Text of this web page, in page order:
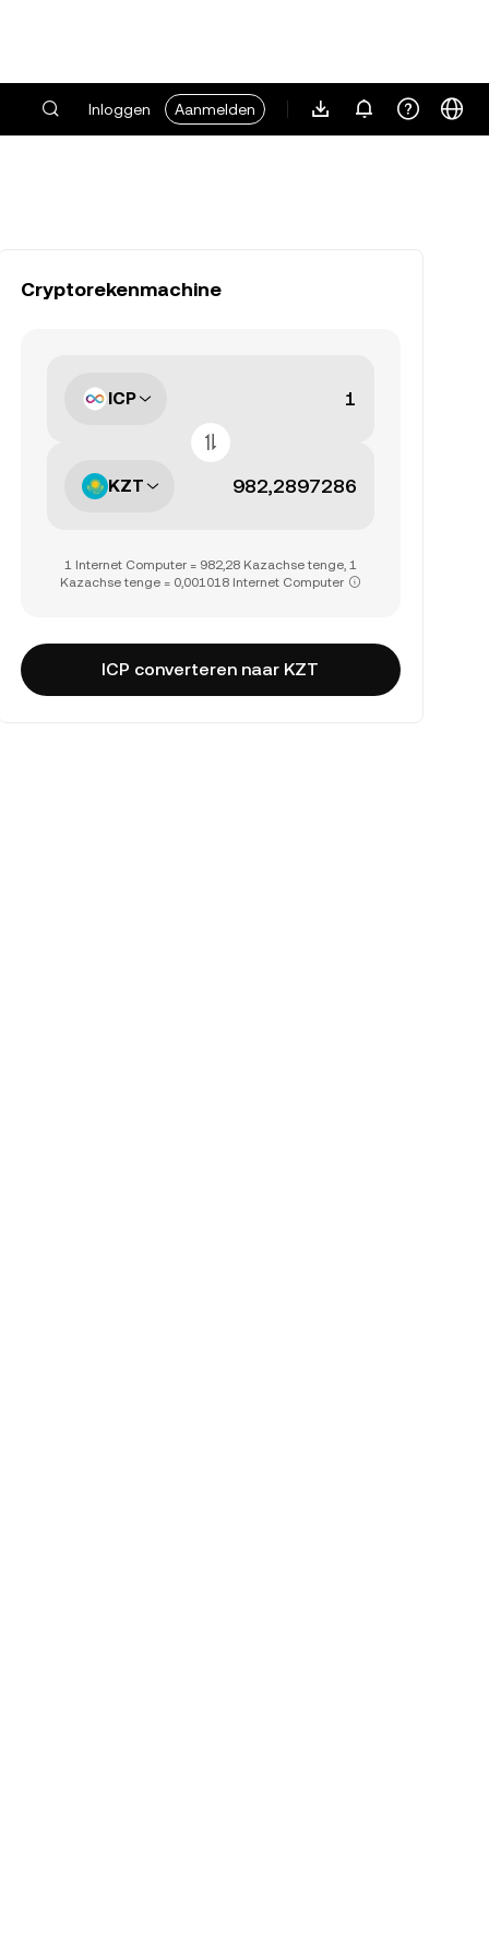
Inloggen Aanmelden
Cryptorekenmachine
ICP
KZT
1 Internet Computer = 982,28 Kazachse tenge, 1
Kazachse tenge = 0,001018 Internet Computer
ICP converteren naar KZT